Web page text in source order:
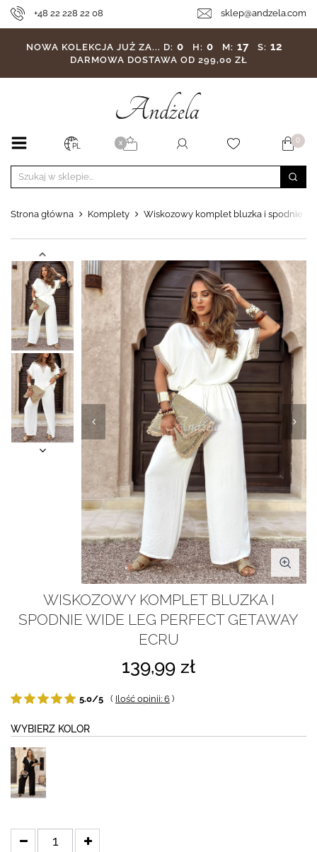
+48 22 228 22 08 sklep@andzela.com
NOWA KOLEKCJA JUŻ ZA... D: 0 H: 0 M: 17 S: 10
DARMOWA DOSTAWA OD 299,00 ZŁ
PL X 0
Strona główna Komplety Wiskozowy komplet bluzka i spodnie
WISKOZOWY KOMPLET BLUZKA I
SPODNIE WIDE LEG PERFECT GETAWAY
ECRU
139,99 zł
5.0/5 ( Ilość opinii: 6 )
WYBIERZ KOLOR